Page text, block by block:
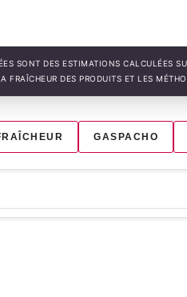
SONT DES ESTIMATIONS CALCULÉES
FRAÎCHEUR DES PRODUITS ET LES
GASPACHO